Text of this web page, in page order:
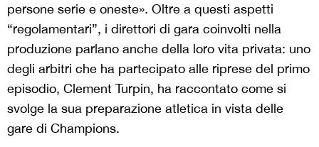
persone serie e oneste». Oltre a questi aspetti
“regolamentari”, i direttori di gara coinvolti nella
produzione parlano anche della loro vita privata: uno
degli arbitri che ha partecipato alle riprese del primo
episodio, Clement Turpin, ha raccontato come si
svolge la sua preparazione atletica in vista delle
gare di Champions.